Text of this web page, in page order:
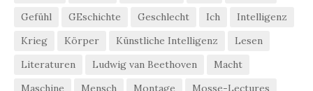
Gefühl
GEschichte Geschlecht Ich
Intelligenz
Krieg
Körper Künstliche Intelligenz
Lesen
Literaturen
Ludwig van Beethoven
Macht
Maschine
Mensch Montage
Mosse-Lectures